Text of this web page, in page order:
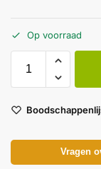
Op voorraad
Vragen